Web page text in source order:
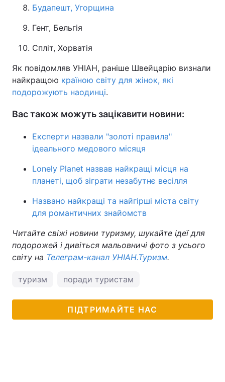
Будапешт, Угорщина
Гент, Бельгія
Спліт, Хорватія
Як повідомляв УНІАН, раніше Швейцарію визнали
найкращою країною світу для жінок, які
подорожують наодинці.
Вас також можуть зацікавити новини:
Експерти назвали "золоті правила"
ідеального медового місяця
Lonely Planet назвав найкращі місця на
планеті, щоб зіграти незабутнє весілля
Названо найкращі та найгірші міста світу
для романтичних знайомств
Читайте свіжі новини туризму, шукайте ідеї для
подорожей і дивіться мальовничі фото з усього
світу на Телеграм-канал УНІАН.Туризм.
туризм поради туристам
ПІДТРИМАЙТЕ НАС